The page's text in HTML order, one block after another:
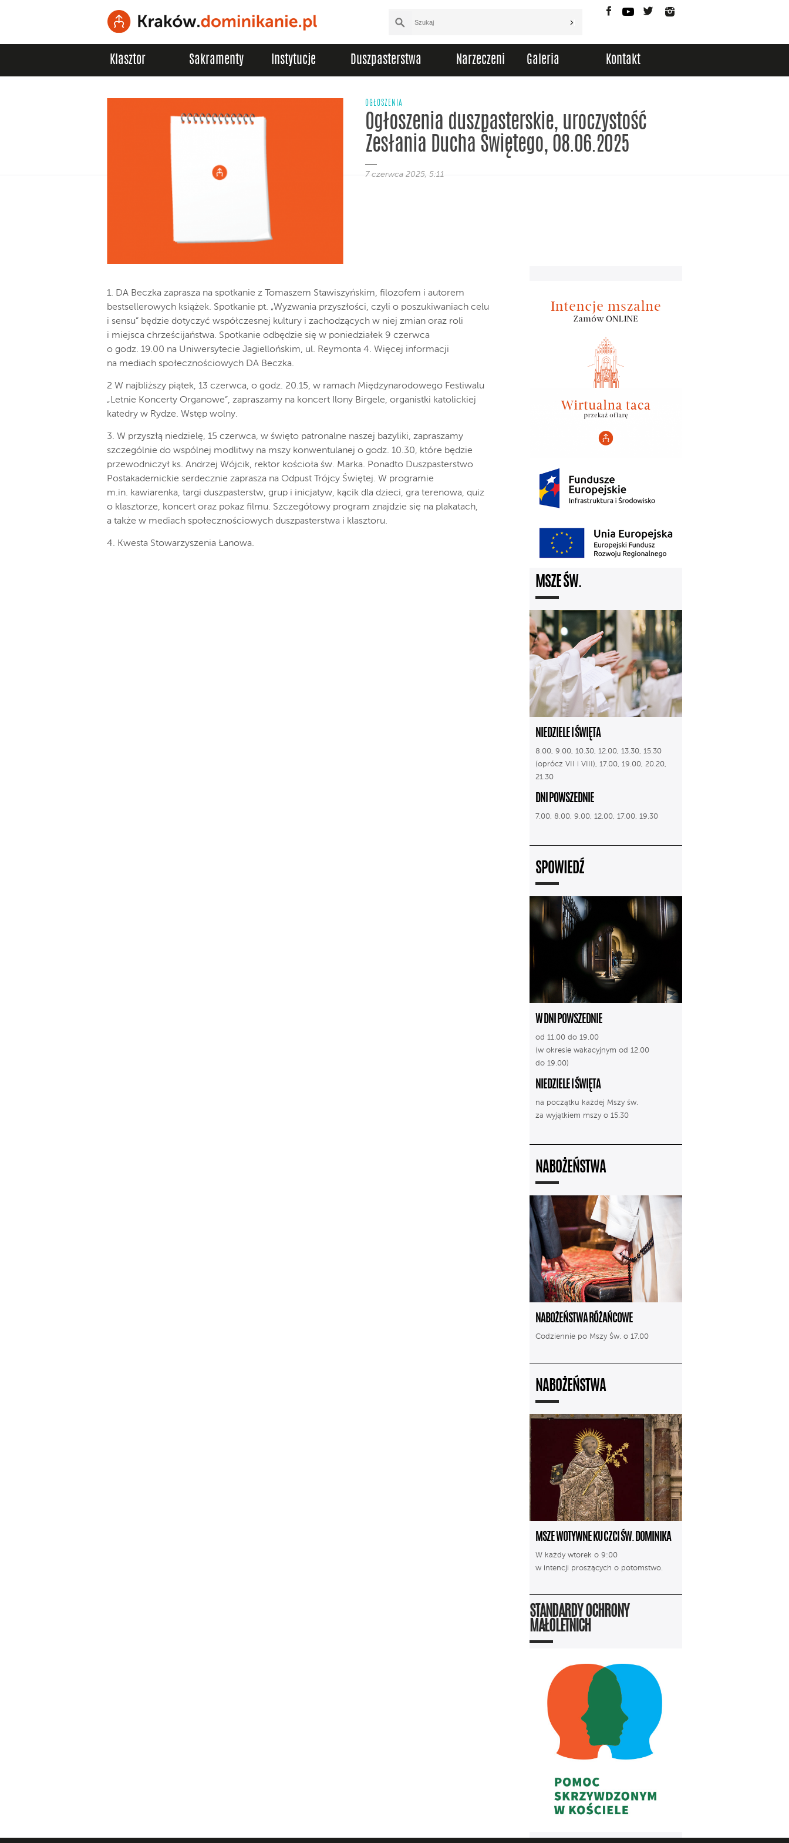
FacebookYouTubeTwitter
Klasztor Sakramenty Instytucje Duszpasterstwa Narzeczeni Galeria Kontakt
OGŁOSZENIA
Ogłoszenia duszpasterskie, uroczystość
Zesłania Ducha Świętego, 08.06.2025
7 czerwca 2025, 5:11
1. DA Beczka zaprasza na spotkanie z Tomaszem Stawiszyńskim, filozofem i autorem
bestsellerowych książek. Spotkanie pt. „Wyzwania przyszłości, czyli o poszukiwaniach celu
i sensu” będzie dotyczyć współczesnej kultury i zachodzących w niej zmian oraz roli
i miejsca chrześcijaństwa. Spotkanie odbędzie się w poniedziałek 9 czerwca
o godz. 19.00 na Uniwersytecie Jagiellońskim, ul. Reymonta 4. Więcej informacji
na mediach społecznościowych DA Beczka.
2 W najbliższy piątek, 13 czerwca, o godz. 20.15, w ramach Międzynarodowego Festiwalu
„Letnie Koncerty Organowe”, zapraszamy na koncert Ilony Birgele, organistki katolickiej
katedry w Rydze. Wstęp wolny.
3. W przyszłą niedzielę, 15 czerwca, w święto patronalne naszej bazyliki, zapraszamy
szczególnie do wspólnej modlitwy na mszy konwentulanej o godz. 10.30, które będzie
przewodniczył ks. Andrzej Wójcik, rektor kościoła św. Marka. Ponadto Duszpasterstwo
Postakademickie serdecznie zaprasza na Odpust Trójcy Świętej. W programie
m.in. kawiarenka, targi duszpasterstw, grup i inicjatyw, kącik dla dzieci, gra terenowa, quiz
o klasztorze, koncert oraz pokaz filmu. Szczegółowy program znajdzie się na plakatach,
a także w mediach społecznościowych duszpasterstwa i klasztoru.
4. Kwesta Stowarzyszenia Łanowa.
MSZE ŚW.
NIEDZIELE I ŚWIĘTA
8.00, 9.00, 10.30, 12.00, 13.30, 15.30
(oprócz VII i VIII), 17.00, 19.00, 20.20,
21.30
DNI POWSZEDNIE
7.00, 8.00, 9.00, 12.00, 17.00, 19.30
SPOWIEDŹ
W DNI POWSZEDNIE
od 11.00 do 19.00
(w okresie wakacyjnym od 12.00
do 19.00)
NIEDZIELE I ŚWIĘTA
na początku każdej Mszy św.
za wyjątkiem mszy o 15.30
NABOŻEŃSTWA
NABOŻEŃSTWA RÓŻAŃCOWE
Codziennie po Mszy Św. o 17.00
NABOŻEŃSTWA
MSZE WOTYWNE KU CZCI ŚW. DOMINIKA
W każdy wtorek o 9:00
w intencji proszących o potomstwo.
STANDARDY OCHRONY
MAŁOLETNICH